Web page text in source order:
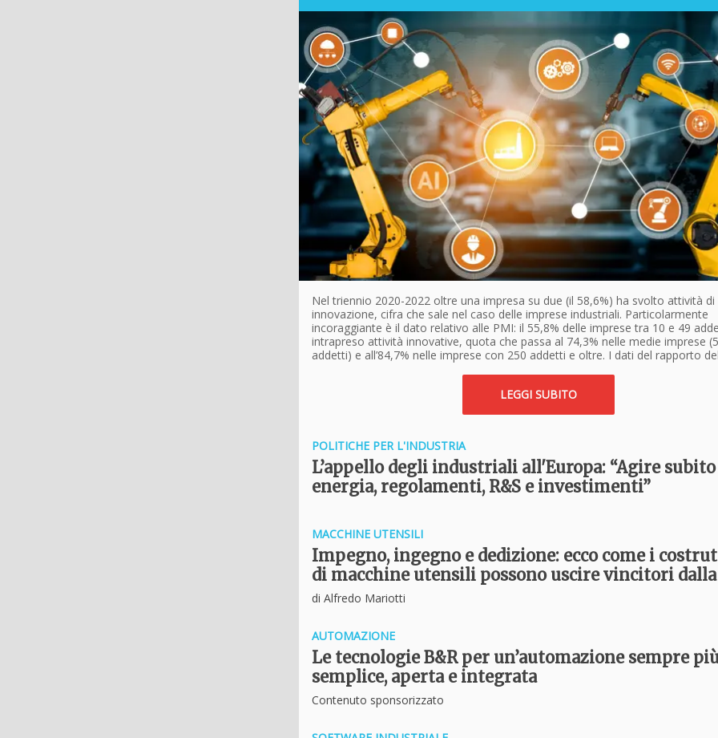
Nel triennio 2020-2022 oltre una impresa su due (il 58,6%) ha svolto attività di
innovazione, cifra che sale nel caso delle imprese industriali. Particolarmente
incoraggiante è il dato relativo alle PMI: il 55,8% delle imprese tra 10 e 49
intrapreso attività innovative, quota che passa al 74,3% nelle medie imprese
addetti) e all’84,7% nelle imprese con 250 addetti e oltre. I dati del rapporto
LEGGI SUBITO
POLITICHE PER L'INDUSTRIA
L’appello degli industriali all'Europa: “Agire subito
energia, regolamenti, R&S e investimenti”
MACCHINE UTENSILI
Impegno, ingegno e dedizione: ecco come i
di macchine utensili possono uscire vincitori
di Alfredo Mariotti
AUTOMAZIONE
Le tecnologie B&R per un’automazione sempre
semplice, aperta e integrata
Contenuto sponsorizzato